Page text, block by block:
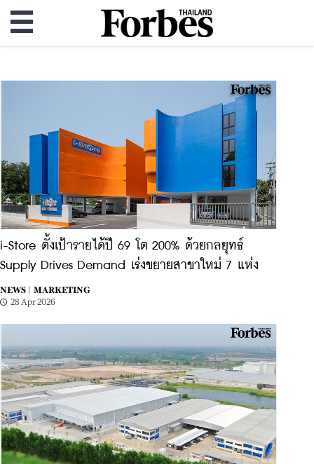
i-Store ตั้งเป้ารายได้ปี 69 โต 200% ด้วยกลยุทธ์
Supply Drives Demand เร่งขยายสาขาใหม่ 7 แห่ง
NEWS |
MARKETING
28 Apr 2026